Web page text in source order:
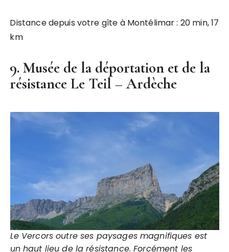
Distance depuis votre gîte à Montélimar : 20 min, 17
km
9. Musée de la déportation et de la
résistance Le Teil – Ardèche
Le Vercors outre ses paysages magnifiques est
un haut lieu de la résistance. Forcément les